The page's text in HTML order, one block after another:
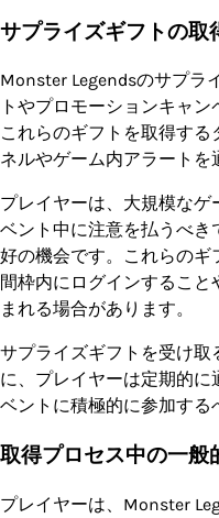
サプライズギフトの取
Monster Legendsのサプラ
トやプロモーションキャン
これらのギフトを取得す
ネルやゲーム内アラートを
プレイヤーは、大規模なゲ
ベント中に注意を払うべ
好の機会です。これらの
間枠内にログインするこ
まれる場合があります。
サプライズギフトを受け
に、プレイヤーは定期的に
ベントに積極的に参加する
取得プロセス中の一般
プレイヤーは、Monster